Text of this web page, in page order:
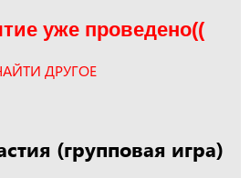
уже проведено((
ДРУГОЕ
(групповая игра)